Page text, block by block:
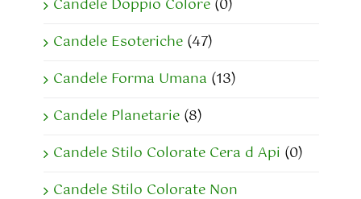
Candele Doppio Colore (0)
Candele Esoteriche (47)
Candele Forma Umana (13)
Candele Planetarie (8)
Candele Stilo Colorate Cera d Api (0)
Candele Stilo Colorate Non